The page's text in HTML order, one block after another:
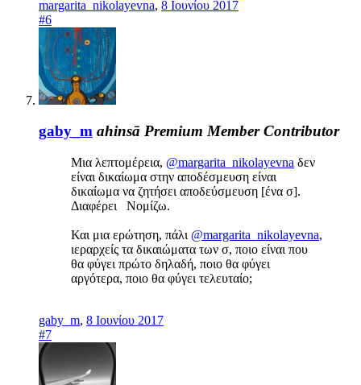
margarita_nikolayevna, 8 Ιουνίου 2017
#6
gaby_m ahinsā Premium Member Contributor
Μια λεπτομέρεια, @margarita_nikolayevna δεν
είναι δικαίωμα στην αποδέσμευση είναι
δικαίωμα να ζητήσει αποδεύσμευση [ένα σ].
Διαφέρει Νομίζω.
Και μια ερώτηση, πάλι @margarita_nikolayevna,
ιεραρχείς τα δικαιώματα των σ, ποιο είναι που
θα φύγει πρώτο δηλαδή, ποιο θα φύγει
αργότερα, ποιο θα φύγει τελευταίο;
gaby_m, 8 Ιουνίου 2017
#7